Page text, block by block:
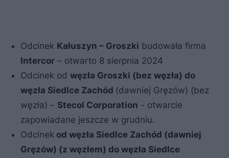
Odcinek Kałuszyn – Groszki budowała firma
Intercor – otwarto 8 sierpnia 2024
Odcinek od węzła Groszki (bez węzła) do
węzła Siedlce Zachód (dawniej Gręzów) (bez
węzła) – Stecol Corporation - otwarcie
zapowiadane jeszcze w grudniu.
Odcinek od węzła Siedlce Zachód (dawniej
Gręzów) (z węzłem) do węzła Siedlce